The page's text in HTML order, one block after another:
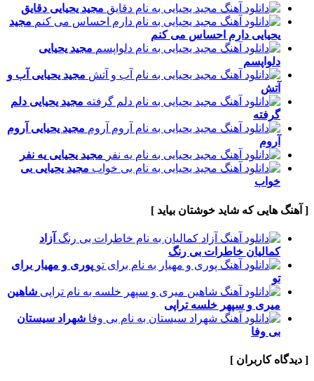
مجید یحیایی دقایق
مجید
یحیایی دارم احساس می کنم
مجید یحیایی
دلواپسم
مجید یحیایی آب و
آتش
مجید یحیایی دلم
گرفته
مجید یحیایی آروم
آروم
مجید یحیایی یه نفر
مجید یحیایی بی
خواب
[ آهنگ هایی که شاید خوشتان بیاید ]
آزاد
کمالیان خاطرات بی رنگ
پوری و مهیار برای
تو
شاهین
میری و سپهر خلسهتراپی
شهراد سیستان
بی وفا
[ دیدگاه کاربران ]